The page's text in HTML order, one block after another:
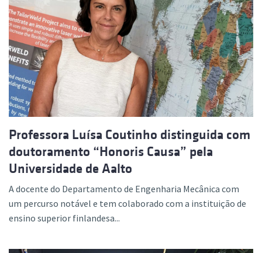
Professora Luísa Coutinho distinguida com
doutoramento “Honoris Causa” pela
Universidade de Aalto
A docente do Departamento de Engenharia Mecânica com
um percurso notável e tem colaborado com a instituição de
ensino superior finlandesa...